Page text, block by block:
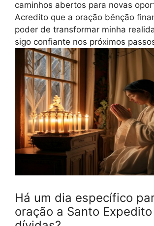
caminhos abertos para novas
Acredito que a oração bênção
poder de transformar minha
sigo confiante nos próximos
Há um dia específico
oração a Santo